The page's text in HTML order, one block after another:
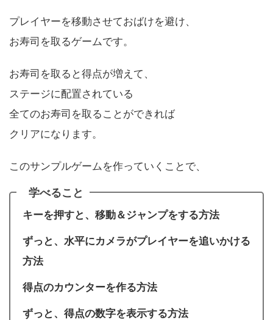
プレイヤーを移動させておばけを避け、
お寿司を取るゲームです。
お寿司を取ると得点が増えて、
ステージに配置されている
全てのお寿司を取ることができれば
クリアになります。
このサンプルゲームを作っていくことで、
学べること
キーを押すと、移動＆ジャンプをする方法
ずっと、水平にカメラがプレイヤーを追いかける
方法
得点のカウンターを作る方法
ずっと、得点の数字を表示する方法